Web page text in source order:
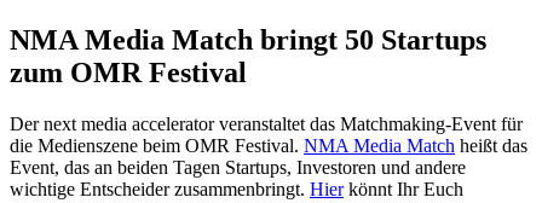
NMA Media Match bringt 50 Startups
zum OMR Festival
Der next media accelerator veranstaltet das Matchmaking-Event für
die Medienszene beim OMR Festival. NMA Media Match heißt das
Event, das an beiden Tagen Startups, Investoren und andere
wichtige Entscheider zusammenbringt. Hierkönnt Ihr Euch